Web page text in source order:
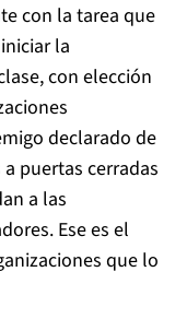
con la tarea que
la
con elección
declarado de
puertas cerradas
a las
Ese es el
que lo